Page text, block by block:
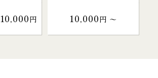
10,000円 10,000円 〜